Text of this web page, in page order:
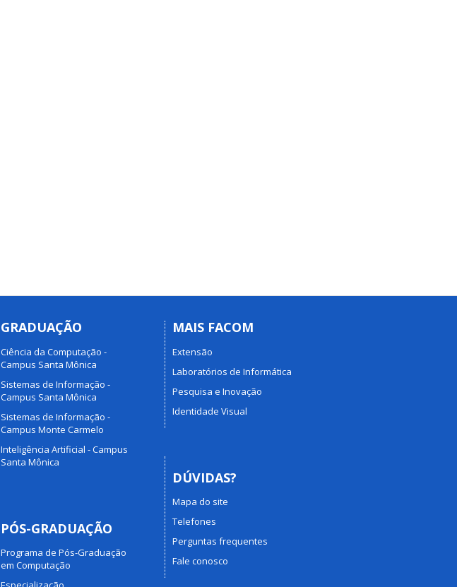
GRADUAÇÃO
Ciência da Computação -
Campus Santa Mônica
Sistemas de Informação -
Campus Santa Mônica
Sistemas de Informação -
Campus Monte Carmelo
Inteligência Artificial - Campus
Santa Mônica
PÓS-GRADUAÇÃO
Programa de Pós-Graduação
em Computação
MAIS FACOM
Extensão
Laboratórios de Informática
Pesquisa e Inovação
Identidade Visual
DÚVIDAS?
Mapa do site
Telefones
Perguntas frequentes
Fale conosco